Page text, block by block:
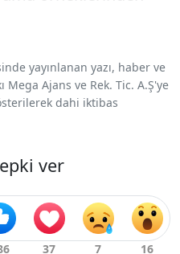
yayınlanan yazı, haber ve
Ajans ve Rek. Tic. A.Ş'ye
dahi iktibas
ver